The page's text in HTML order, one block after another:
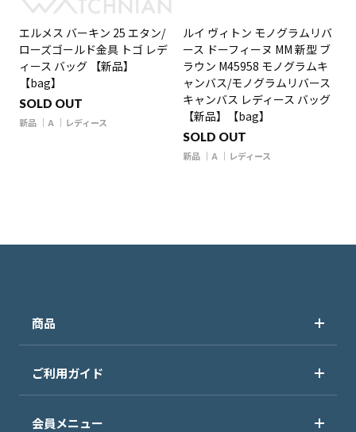
エルメス バーキン 25 エタン/
ローズゴールド金具 トゴ レデ
ィース バッグ 【新品】
【bag】
SOLD OUT
新品 A レディース
ルイ ヴィトン モノグラムリバ
ース ドーフィーヌ MM 新型 ブ
ラウン M45958 モノグラムキ
ャンバス/モノグラムリバース
キャンバス レディース バッグ
【新品】【bag】
SOLD OUT
新品 A レディース
商品
ご利用ガイド
会員メニュー